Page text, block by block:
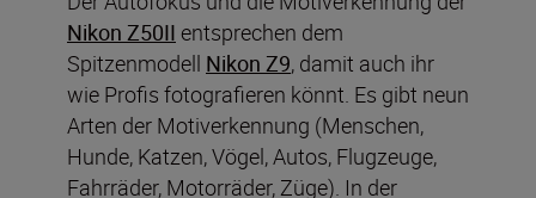
Nikon Z50II entsprechen dem
Spitzenmodell Nikon Z9, damit auch ihr
wie Profis fotografieren könnt. Es gibt neun
Arten der Motiverkennung (Menschen,
Hunde, Katzen, Vögel, Autos, Flugzeuge,
Fahrräder, Motorräder, Züge). In der